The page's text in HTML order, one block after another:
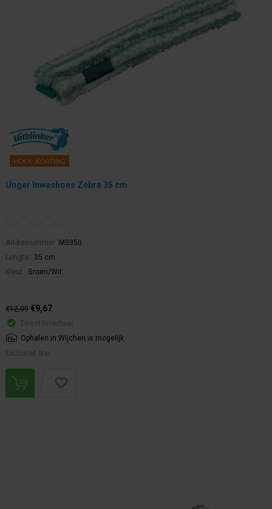
Unger Inwashoes Zebra 35 cm
Artikelnummer: MS350
Lengte:
35 cm
Kleur:
Groen/Wit
€12,09 €9,67
Direct leverbaar
Ophalen in Wijchen is mogelijk.
Exclusief btw.